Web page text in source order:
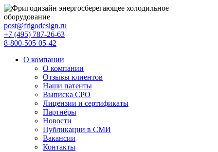
post@frigodesign.ru
+7 (495) 787-26-63
8-800-505-05-42
О компании
О компании
Отзывы клиентов
Наши патенты
Выписка СРО
Лицензии и сертификаты
Партнёры
Новости
Публикации в СМИ
Вакансии
Контакты